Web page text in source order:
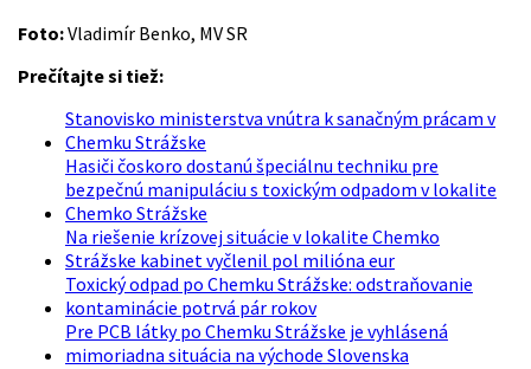
Foto:Vladimír Benko, MV SR
Prečítajte si tiež:
Stanovisko ministerstva vnútra k sanačným prácam v
Chemku Strážske
Hasiči čoskoro dostanú špeciálnu techniku pre
bezpečnú manipuláciu s toxickým odpadom v lokalite
Chemko Strážske
Na riešenie krízovej situácie v lokalite Chemko
Strážske kabinet vyčlenil pol milióna eur
Toxický odpad po Chemku Strážske: odstraňovanie
kontaminácie potrvá pár rokov
Pre PCB látky po Chemku Strážske je vyhlásená
mimoriadna situácia na východe Slovenska